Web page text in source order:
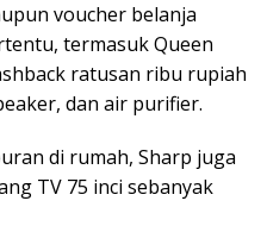
voucher belanja
termasuk Queen
ratusan ribu rupiah
dan air purifier.
di rumah, Sharp juga
TV 75 inci sebanyak